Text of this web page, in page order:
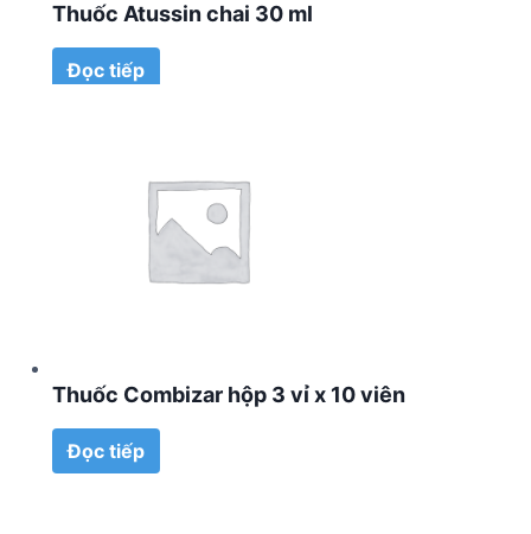
Thuốc Atussin chai 30 ml
Đọc tiếp
Thuốc Combizar hộp 3 vỉ x 10 viên
Đọc tiếp